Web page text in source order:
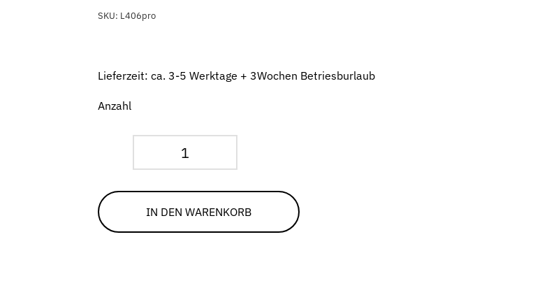
SKU: L406pro
Lieferzeit: ca. 3-5 Werktage + 3Wochen Betriesburlaub
Anzahl
Gummipuffer
Lettner-
IN DEN WARENKORB